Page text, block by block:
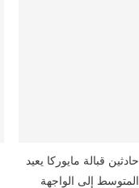
في حادثين قبالة مايوركا يعيد
إلى الواجهة